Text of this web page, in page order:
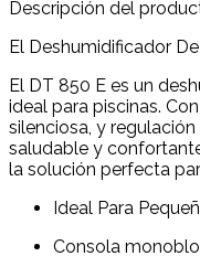
Descripción del
El Deshumidificador
El DT 850 E es un
ideal para piscinas.
silenciosa, y
saludable y
la solución perfecta
Ideal Para
Consola